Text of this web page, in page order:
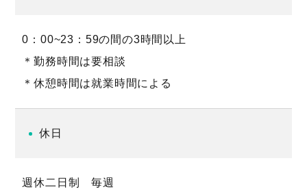
0：00~23：59の間の3時間以上
＊勤務時間は要相談
＊休憩時間は就業時間による
休日
週休二日制 毎週